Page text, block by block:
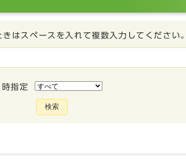
はスペースを入れて複数入力してください。
指定
検索